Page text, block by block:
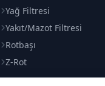
Yağ Filtresi
Yakıt/Mazot Filtresi
Rotbaşı
Z-Rot